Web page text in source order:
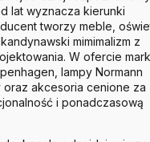
lat wyznacza kierunki
tworzy meble,
mimimalizm z
W ofercie
lampy Normann
oraz akcesoria cenione za
i ponadczasową